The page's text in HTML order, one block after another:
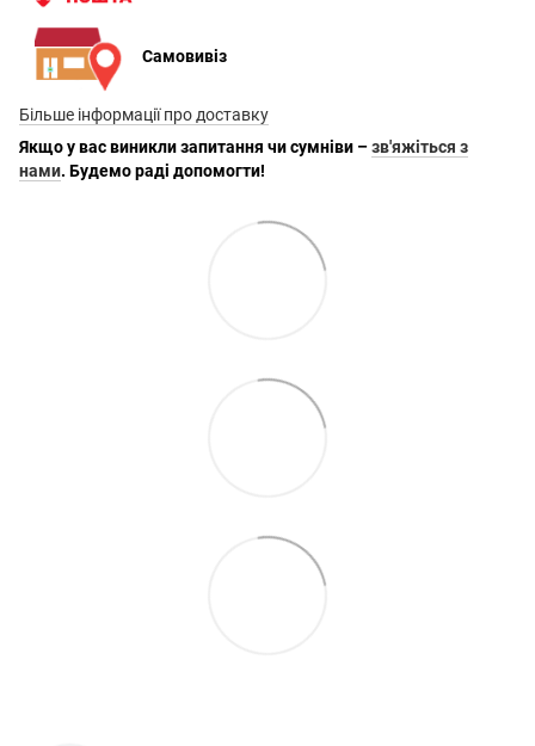
Самовивіз
Більше інформації про доставку
Якщо у вас виникли запитання чи сумніви –зв'яжіться з
нами. Будемо раді допомогти!